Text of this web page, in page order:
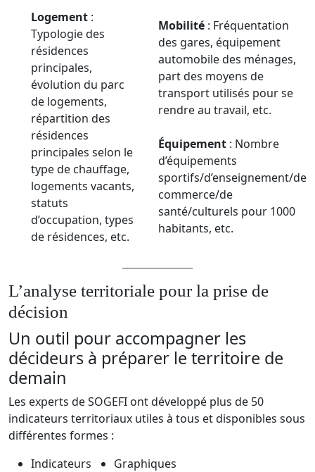
Logement :
Typologie des
résidences
principales,
évolution du parc
de logements,
répartition des
résidences
principales selon le
type de chauffage,
logements vacants,
statuts
d’occupation, types
de résidences, etc.
Mobilité : Fréquentation
des gares, équipement
automobile des ménages,
part des moyens de
transport utilisés pour se
rendre au travail, etc.
Équipement : Nombre
d’équipements
sportifs/d’enseignement/de
commerce/de
santé/culturels pour 1000
habitants, etc.
L’analyse territoriale pour la prise de
décision
Un outil pour accompagner les
décideurs à préparer le territoire de
demain
Les experts de SOGEFI ont développé plus de 50
indicateurs territoriaux utiles à tous et disponibles sous
différentes formes :
Indicateurs
Graphiques